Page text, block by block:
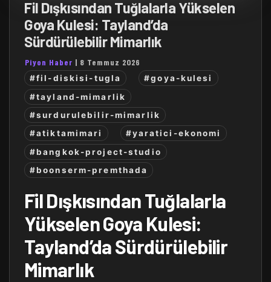
Fil Dışkısından Tuğlalarla Yükselen
Goya Kulesi: Tayland’da
Sürdürülebilir Mimarlık
Piyon Haber | 8 Temmuz 2026
#fil-diskisi-tugla
#goya-kulesi
#tayland-mimarlik
#surdurulebilir-mimarlik
#atiktamimari
#yaratici-ekonomi
#bangkok-project-studio
#boonserm-premthada
Fil Dışkısından Tuğlalarla
Yükselen Goya Kulesi:
Tayland’da Sürdürülebilir
Mimarlık